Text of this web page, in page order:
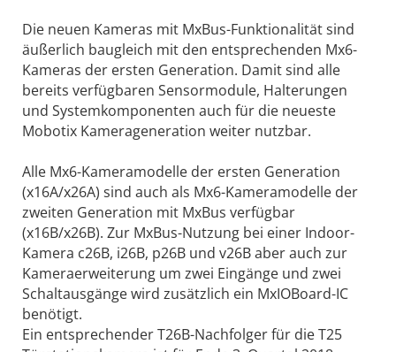
Die neuen Kameras mit MxBus-Funktionalität sind
äußerlich baugleich mit den entsprechenden Mx6-
Kameras der ersten Generation. Damit sind alle
bereits verfügbaren Sensormodule, Halterungen
und Systemkomponenten auch für die neueste
Mobotix Kamerageneration weiter nutzbar.
Alle Mx6-Kameramodelle der ersten Generation
(x16A/x26A) sind auch als Mx6-Kameramodelle der
zweiten Generation mit MxBus verfügbar
(x16B/x26B). Zur MxBus-Nutzung bei einer Indoor-
Kamera c26B, i26B, p26B und v26B aber auch zur
Kameraerweiterung um zwei Eingänge und zwei
Schaltausgänge wird zusätzlich ein MxIOBoard-IC
benötigt.
Ein entsprechender T26B-Nachfolger für die T25